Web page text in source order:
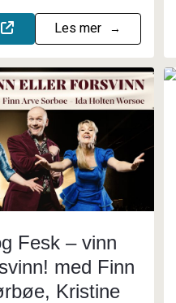
Les mer
Fesk – vinn
med Finn
Kristine